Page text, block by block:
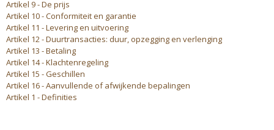
Artikel 9 - De prijs
Artikel 10 - Conformiteit en garantie
Artikel 11 - Levering en uitvoering
Artikel 12 - Duurtransacties: duur, opzegging en verlenging
Artikel 13 - Betaling
Artikel 14 - Klachtenregeling
Artikel 15 - Geschillen
Artikel 16 - Aanvullende of afwijkende bepalingen
Artikel 1 - Definities